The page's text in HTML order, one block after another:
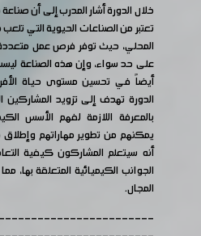
خلال الدورة أشار المدرب إلى أن
تعتبر من الصناعات الحيوية التي
المحلي، حيث توفر فرص عمل متعددة
على حد سواء، وإن هذه الصناعة
أيضاً في تحسين مستوى حياة
الدورة تهدف إلى تزويد
بالمعرفة اللازمة لفهم الأسس
يمكنهم من تطوير مهاراتهم وإطلاق
أنه سيتعلم المشاركون كيفية
الجوانب الكيميائية المتعلقة
المجال.